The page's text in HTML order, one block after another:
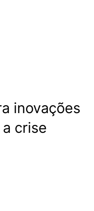
inovações
crise